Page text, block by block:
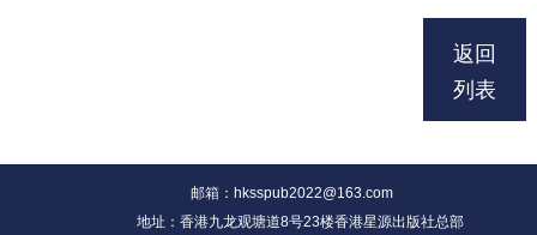
返回
列表
邮箱：hksspub2022@163.com
地址：香港九龙观塘道8号23楼香港星源出版社总部